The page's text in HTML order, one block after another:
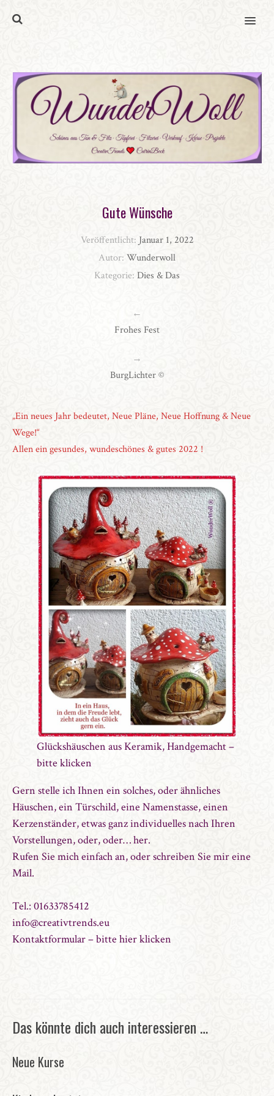
MENU
„Ein neues Jahr bedeutet, Neue Pläne, Neue Hoffnung & Neue
Wege!“
Allen ein gesundes, wundeschönes & gutes 2022 !
Glückshäuschen aus Keramik, Handgemacht –
bitte klicken
Gern stelle ich Ihnen ein solches, oder ähnliches
Häuschen, ein Türschild, eine Namenstasse, einen
Kerzenständer, etwas ganz individuelles nach Ihren
Vorstellungen, oder, oder… her.
Rufen Sie mich einfach an, oder schreiben Sie mir eine
Mail.
Tel.: 01633785412
info@creativtrends.eu
Kontaktformular – bitte hier klicken
Das könnte dich auch interessieren …
Neue Kurse
Gute Wünsche
Veröffentlicht: Januar 1, 2022
Autor: Wunderwoll
Kategorie: Dies & Das
←
Frohes Fest
→
BurgLichter ©